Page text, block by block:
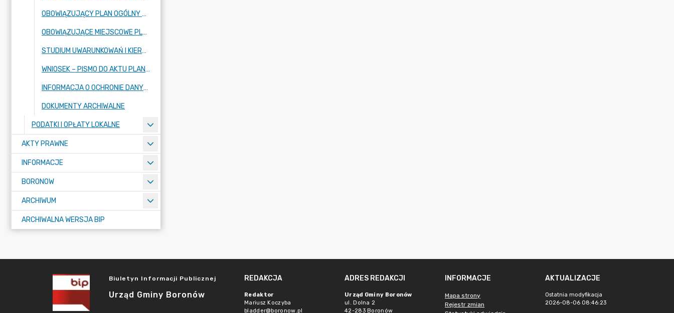
OBOWIĄZUJĄCY PLAN OGÓLNY GMINY BORONÓW - WYKAZ
OBOWIĄZUJĄCE MIEJSCOWE PLANY ZAGOSPODAROWANIA PRZESTRZENNEGO GMINY BORONÓW - WYKAZ
STUDIUM UWARUNKOWAŃ I KIERUNKÓW ZAGOSPODAROWANIA PRZESTRZENNEGO GMINY BORONÓW (UCHWAŁA NR 63/XXII/2008)
WNIOSEK – PISMO DO AKTU PLANOWANIA PRZESTRZENNEGO
INFORMACJA O OCHRONIE DANYCH OSOBOWYCH W ZWIĄZKU ZE SPORZADZENIEM LUB ZMIANĄ AKTÓW PLANOWANIA PRZESTRZENNEGO
DOKUMENTY ARCHIWALNE
PODATKI I OPŁATY LOKALNE
AKTY PRAWNE
INFORMACJE
BORONOW
ARCHIWUM
ARCHIWALNA WERSJA BIP
Biuletyn Informacji Publicznej
Urząd Gminy Boronów
REDAKCJA
Redaktor
Mariusz Koczyba
bladder@boronow.pl
ADRES REDAKCJI
Urząd Gminy Boronów
ul. Dolna 2
42-283 Boronów
INFORMACJE
Mapa strony
Rejestr zmian
AKTUALIZACJE
Ostatnia modyfikacja
2026-08-06 08:46:23